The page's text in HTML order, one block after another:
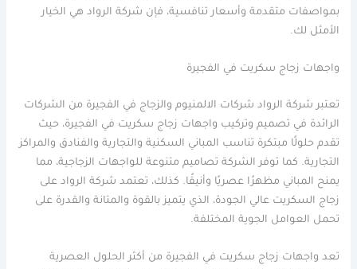
بمواصفات متقدمة وأسعار تنافسية، فإن شركة الرواد هي الخيار
الأمثل لك.
واجهات زجاج سكريت في الفجيرة
تعتبر شركة الرواد شركات الالمنيوم والزجاج في الفجيرة من الشركات
الرائدة في تصميم وتركيب واجهات زجاج سكريت في الفجيرة، حيث
تقدم حلولًا مبتكرة تناسب المباني السكنية والتجارية والفنادق والمراكز
التجارية. كما توفر الشركة تصاميم متنوعة للواجهات الزجاجية، مما
يمنح المباني مظهرًا عصريًا وأنيقًا. كذلك، تعتمد شركة الرواد على
زجاج السكريت عالي الجودة، الذي يتميز بالقوة والمتانة والقدرة على
تحمل العوامل الجوية المختلفة.
تعد واجهات زجاج سكريت في الفجيرة من أكثر الحلول العصرية